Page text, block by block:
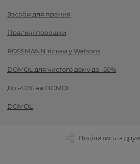
Засоби для прання
Пральні порошки
ROSSMANN тільки у Watsons
DOMOL для чистого дому до -50%
До -40% на DOMOL
DOMOL
Поділитись із